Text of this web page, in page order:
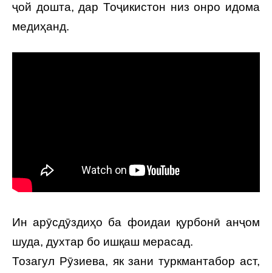
ҷой дошта, дар Тоҷикистон низ онро идома
медиҳанд.
Ин арӯсдӯздиҳо ба фоидаи қурбонӣ анҷом
шуда, духтар бо ишқаш мерасад.
Тозагул Рӯзиева, як зани туркмантабор аст,